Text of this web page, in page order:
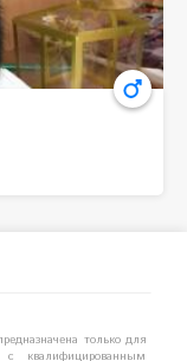
Самец
только для
с квалифицированным